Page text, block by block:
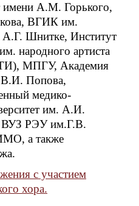
имени А.М. Горького,
ВГИК им.
Шнитке, Институт
народного артиста
МПГУ, Академия
В.И. Попова,
медико-
им. А.И.
РЭУ им.Г.В.
а также
с участием
хора.